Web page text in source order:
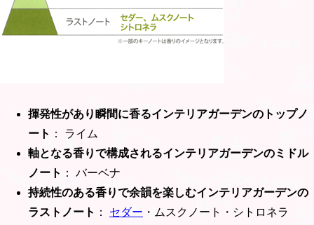
揮発性があり瞬間に香るインテリアガーデンのトップノ
ート ： ライム
軸となる香りで構成されるインテリアガーデンのミドル
ノート ： バーベナ
持続性のある香りで余韻を楽しむインテリアガーデンの
ラストノート ： セダー ・ムスクノート・シトロネラ